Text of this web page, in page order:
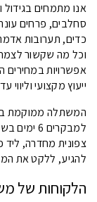
אנו מתמחים בגידול
סחלבים, פרחים
כדים, תערובות
וכל מה שקשור
אפשרויות במחירים
ייעוץ מקצועי
המשתלה ממוקמת
למבקרים
צפונית מחדרה,
להגיע, ללקט את
הלקוחות של